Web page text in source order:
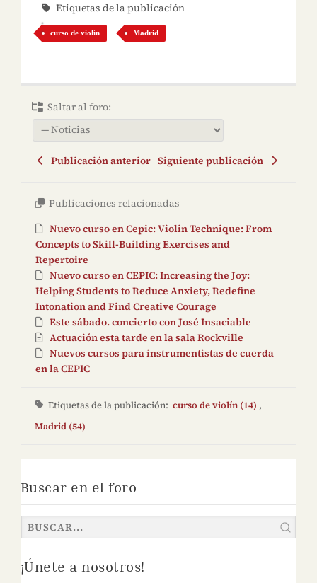
Etiquetas de la publicación
curso de violín Madrid
Saltar al foro:
Publicación anterior Siguiente publicación
Publicaciones relacionadas
Nuevo curso en Cepic: Violin Technique: From
Concepts to Skill-Building Exercises and
Repertoire
Nuevo curso en CEPIC: Increasing the Joy:
Helping Students to Reduce Anxiety, Redefine
Intonation and Find Creative Courage
Este sábado. concierto con José Insaciable
Actuación esta tarde en la sala Rockville
Nuevos cursos para instrumentistas de cuerda
en la CEPIC
Etiquetas de la publicación:curso de violín (14) ,
Madrid (54)
Buscar en el foro
¡Únete a nosotros!